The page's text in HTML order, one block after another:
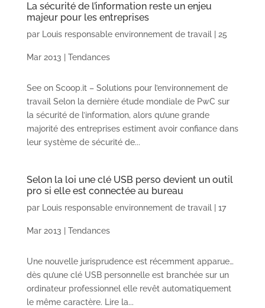
La sécurité de l’information reste un enjeu
majeur pour les entreprises
par Louis responsable environnement de travail| 25
Mar 2013 Tendances
See on Scoop.it – Solutions pour l’environnement de
travail Selon la dernière étude mondiale de PwC sur
la sécurité de l’information, alors qu’une grande
majorité des entreprises estiment avoir confiance dans
leur système de sécurité de...
Selon la loi une clé USB perso devient un outil
pro si elle est connectée au bureau
par Louis responsable environnement de travail| 17
Mar 2013 Tendances
Une nouvelle jurisprudence est récemment apparue…
dès qu’une clé USB personnelle est branchée sur un
ordinateur professionnel elle revêt automatiquement
le même caractère. Lire la...